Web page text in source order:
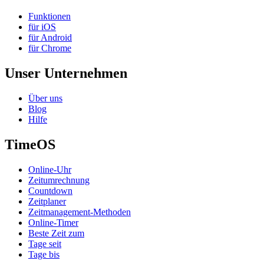
Funktionen
für iOS
für Android
für Chrome
Unser Unternehmen
Über uns
Blog
Hilfe
TimeOS
Online-Uhr
Zeitumrechnung
Countdown
Zeitplaner
Zeitmanagement-Methoden
Online-Timer
Beste Zeit zum
Tage seit
Tage bis